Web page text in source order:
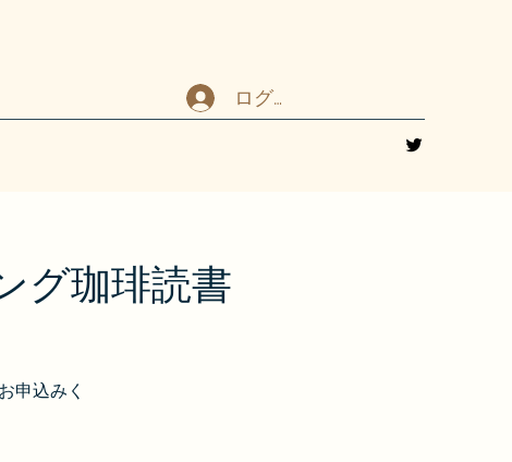
ログイン
グ珈琲読書
申込みく